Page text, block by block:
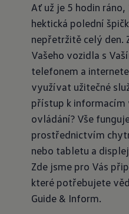
Ať už je 5 hodin
hektická polední
nepřetržitě celý den.
Vašeho vozidla s
telefonem a
využívat užitečné
přístup k informacím
ovládání? Vše
prostřednictvím
nebo tabletu a
Zde jsme pro Vás
které potřebujete
Guide & Inform.